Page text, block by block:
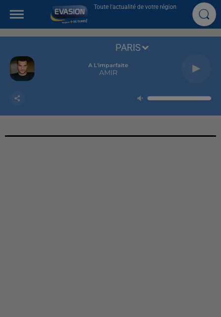
Toute l'actualité de votre région
A L'imparfaite
AMIR
PARIS